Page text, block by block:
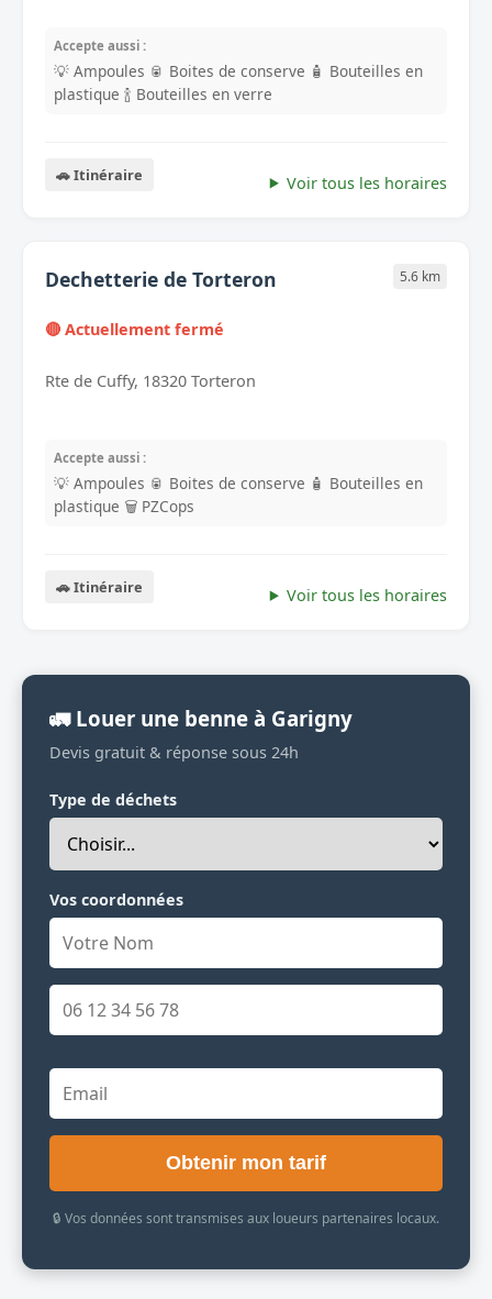
Accepte aussi :
💡 Ampoules 🥫 Boites de conserve 🧴 Bouteilles en
plastique 🍾 Bouteilles en verre
🚗 Itinéraire Voir tous les horaires
Dechetterie de Torteron 5.6 km
🔴 Actuellement fermé
Rte de Cuffy, 18320 Torteron
Accepte aussi :
💡 Ampoules 🥫 Boites de conserve 🧴 Bouteilles en
plastique 🗑️ PZCops
🚗 Itinéraire Voir tous les horaires
🚛 Louer une benne à Garigny
Devis gratuit & réponse sous 24h
Type de déchets
Vos coordonnées
Obtenir mon tarif
🔒 Vos données sont transmises aux loueurs partenaires locaux.